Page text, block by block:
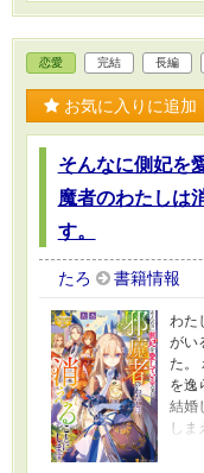
恋愛 完結 長編
お気に入りに追加
そんなに側妃を
魔者のわたしは
す。
たろ 書籍情報
わた
がい
た。
を逸
結婚
し
け